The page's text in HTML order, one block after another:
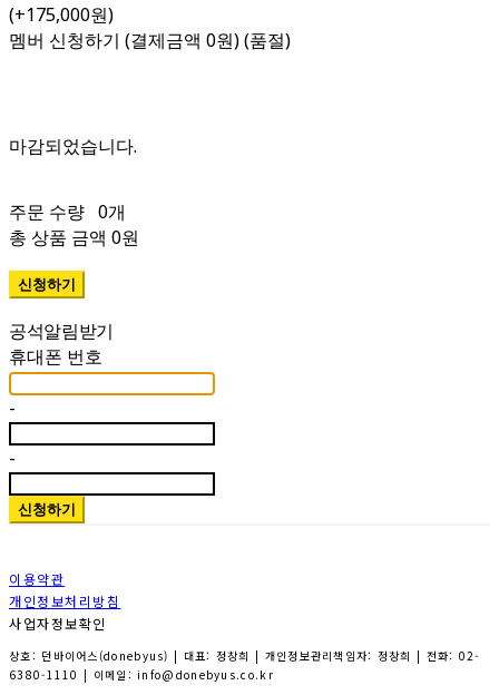
(+175,000원)
멤버 신청하기 (결제금액 0원) (품절)
주문 수량 0개
총 상품 금액 0원
휴대폰 번호
-
-
신청하기
이용약관
개인정보처리방침
사업자정보확인
상호: 던바이어스(donebyus) | 대표: 정창희 | 개인정보관리책임자: 정창희 | 전화: 02-
6380-1110 | 이메일: info@donebyus.co.kr